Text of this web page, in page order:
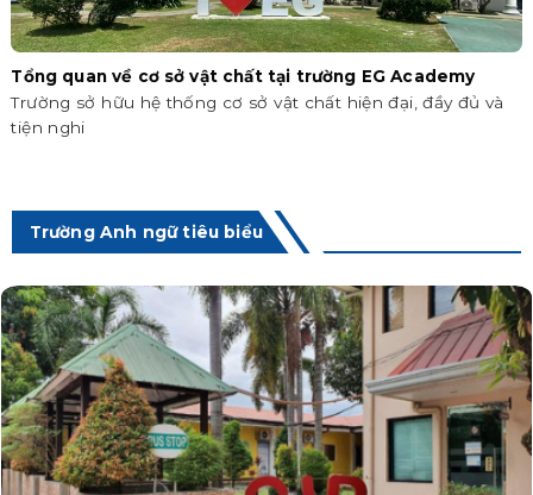
Tổng quan về cơ sở vật chất tại trường EG Academy
Trường sở hữu hệ thống cơ sở vật chất hiện đại, đầy đủ và
tiện nghi
Trường Anh ngữ tiêu biểu